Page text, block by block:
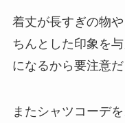
着丈が長すぎの物
ちんとした印象を
になるから要注意だ
またシャツコーデ